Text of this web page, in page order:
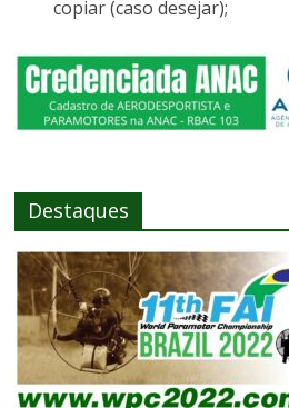
copiar (caso desejar);
Destaques